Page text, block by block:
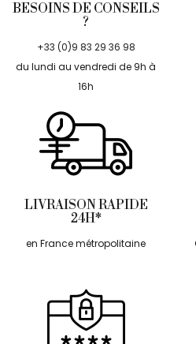
BESOINS DE CONSEILS
?
+33 (0)9 83 29 36 98
du lundi au vendredi de 9h à
16h
LIVRAISON RAPIDE
24H*
en France métropolitaine